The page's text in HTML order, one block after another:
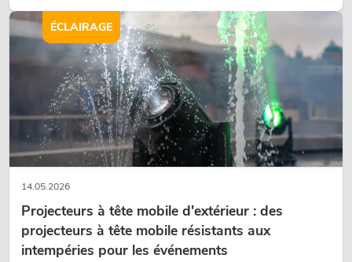
scènes et peut rendre les configurations LED techniques plus
émotionnelles.
14.05.2026
Projecteurs à tête mobile d'extérieur : des
projecteurs à tête mobile résistants aux
intempéries pour les événements
ÉCLAIRAGE